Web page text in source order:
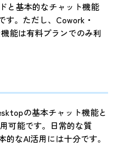
と基本的なチャット機能
す。ただし、Cowork・
能は有料プランでのみ利
の基本チャット機能と
可能です。日常的な質
なAI活用には十分です。